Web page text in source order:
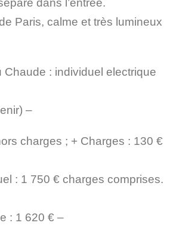
dans l’entrée.
Paris, calme et très lumineux
Chaude : individuel electrique
–
charges ; + Charges : 130 €
: 1 750 € charges comprises.
: 1 620 € –